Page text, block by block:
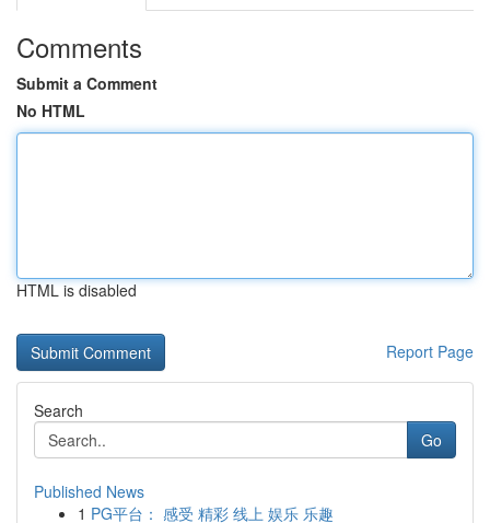
Comments
Submit a Comment
No HTML
HTML is disabled
Report Page
Search
Go
Published News
1 PG平台： 感受 精彩 线上 娱乐 乐趣